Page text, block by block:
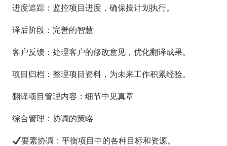
进度追踪：监控项目进度，确保按计划执行。
译后阶段：完善的智慧
客户反馈：处理客户的修改意见，优化翻译成果。
项目归档：整理项目资料，为未来工作积累经验。
翻译项目管理内容：细节中见真章
综合管理：协调的策略
要素协调：平衡项目中的各种目标和资源。